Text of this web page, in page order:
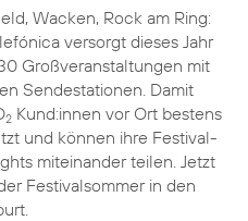
Wacken, Rock am Ring:
versorgt dieses Jahr
Großveranstaltungen mit
Sendestationen. Damit
2Kund:innen vor Ort bestens
und können ihre Festival-
miteinander teilen. Jetzt
Festivalsommer in den